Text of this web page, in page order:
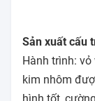
Sản xuất cấu
Hành trình:
kim nhôm